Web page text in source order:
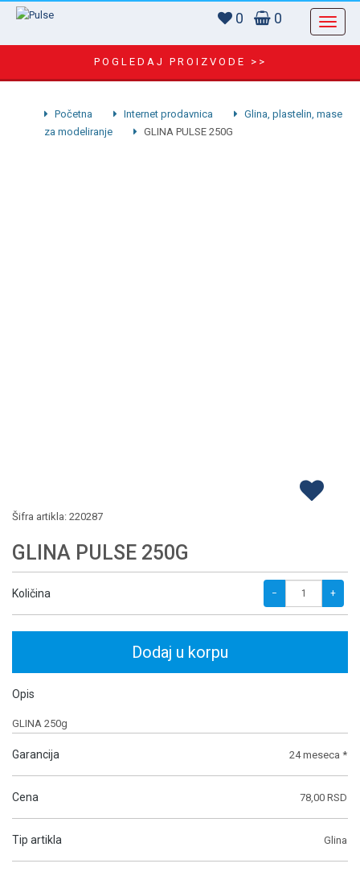
0 0
POGLEDAJ PROIZVODE >>
Početna Internet prodavnica
Glina, plastelin, mase
za modeliranje
GLINA PULSE 250G
Šifra artikla: 220287
GLINA PULSE 250G
Količina − +
Dodaj u korpu
Opis
GLINA 250g
Garancija 24 meseca *
Cena 78,00 RSD
Tip artikla Glina